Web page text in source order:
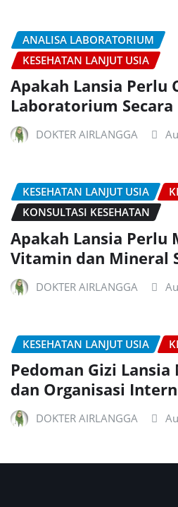
ANALISA LABORATORIUM
KESEHATAN LANJUT USIA
Apakah Lansia Perlu
Laboratorium Secara
DOKTER AIRLANGGA
KESEHATAN LANJUT USIA
KONSULTASI KESEHATAN
Apakah Lansia Perlu
Vitamin dan Mineral
DOKTER AIRLANGGA
KESEHATAN LANJUT USIA
Pedoman Gizi
dan Organisasi
DOKTER AIRLANGGA